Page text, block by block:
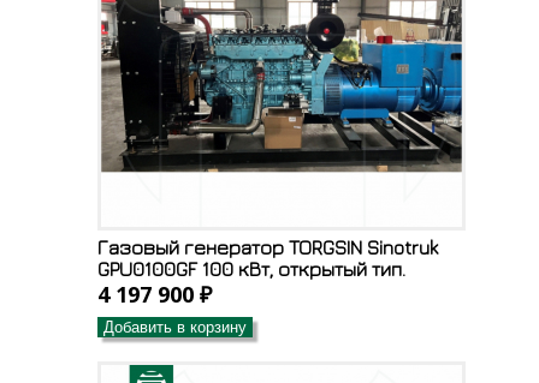
Газовый генератор TORGSIN Sinotruk
GPU0100GF 100 кВт, открытый тип.
4 197 900 ₽
Добавить в корзину